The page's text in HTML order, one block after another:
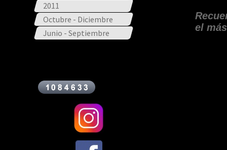
2011
Octubre - Diciembre
Junio - Septiembre
el